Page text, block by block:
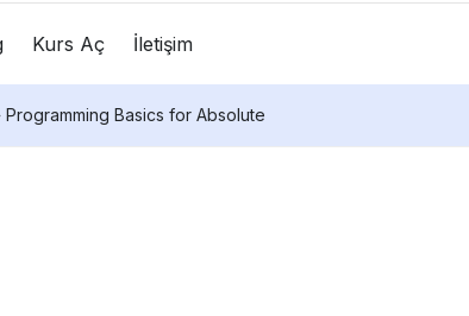
Kurs Aç İletişim
Programming Basics for Absolute